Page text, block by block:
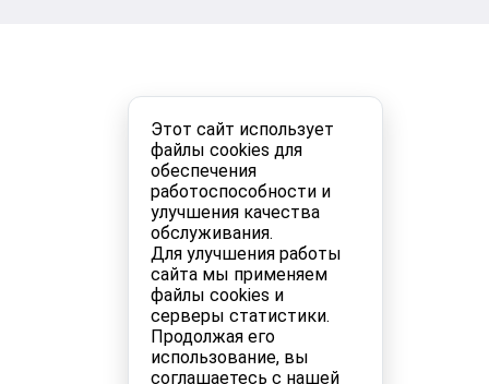
Этот сайт использует
файлы cookies для
обеспечения
работоспособности и
улучшения качества
обслуживания.
Для улучшения работы
сайта мы применяем
файлы cookies и
серверы статистики.
Продолжая его
использование, вы
соглашаетесь с нашей